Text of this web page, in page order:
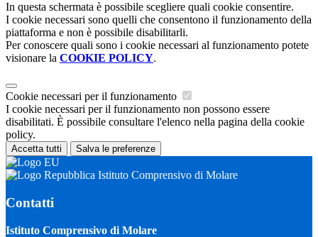
In questa schermata è possibile scegliere quali cookie consentire.
I cookie necessari sono quelli che consentono il funzionamento della
piattaforma e non è possibile disabilitarli.
Per conoscere quali sono i cookie necessari al funzionamento potete
visionare la COOKIE POLICY.
Cookie necessari per il funzionamento
I cookie necessari per il funzionamento non possono essere
disabilitati. È possibile consultare l'elenco nella pagina della cookie
policy.
Accetta tutti Salva le preferenze
Istituto Comprensivo di Molare
Contatti
Istituto Comprensivo di Molare